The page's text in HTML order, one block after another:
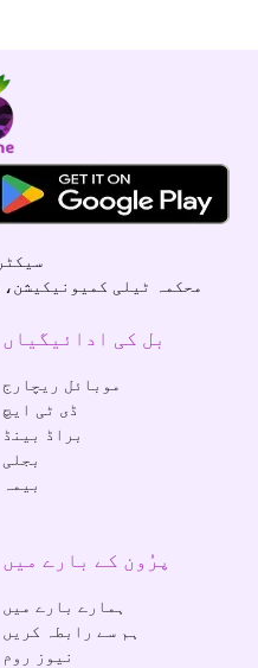
B-6 سیکٹر 4 نوئیڈا، یو پی، 201301
بل کی ادائیگیاں
موبائل ریچارج
ڈی ٹی ایچ
براڈ بینڈ
بجلی
بیمہ
پرُون کے بارے میں
ہمارے بارے میں
ہم سے رابطہ کریں
نیوز روم